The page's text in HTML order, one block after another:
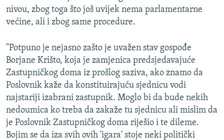
nivou, zbog toga što još uvijek nema parlamentarne
većine, ali i zbog same procedure.
"Potpuno je nejasno zašto je uvažen stav gospođe
Borjane Krišto, koja je zamjenica predsjedavajuće
Zastupničkog doma iz prošlog saziva, ako znamo da
Poslovnik kaže da konstituirajuću sjednicu vodi
najstariji izabrani zastupnik. Moglo bi da bude nekih
nedoumica ko treba da zakaže tu sjednicu ali mislim da
je Poslovnik Zastupničkog doma riješio i te dileme.
Bojim se da iza svih ovih 'igara' stoje neki politički